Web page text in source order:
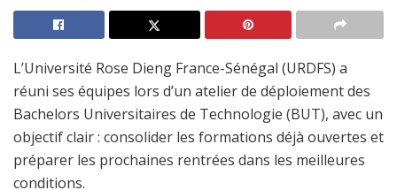
L’Université Rose Dieng France-Sénégal (URDFS) a
réuni ses équipes lors d’un atelier de déploiement des
Bachelors Universitaires de Technologie (BUT), avec un
objectif clair : consolider les formations déjà ouvertes et
préparer les prochaines rentrées dans les meilleures
conditions.